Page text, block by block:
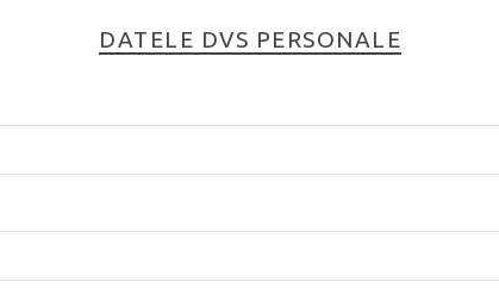
DATELE DVS PERSONALE